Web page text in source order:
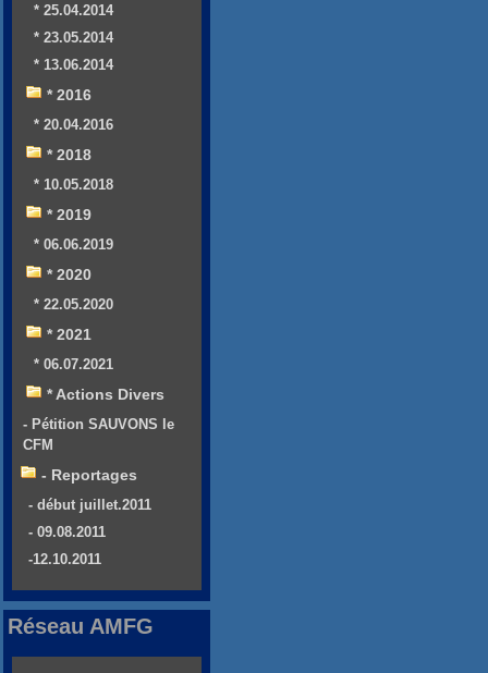
* 25.04.2014
* 23.05.2014
* 13.06.2014
* 2016
* 20.04.2016
* 2018
* 10.05.2018
* 2019
* 06.06.2019
* 2020
* 22.05.2020
* 2021
* 06.07.2021
* Actions Divers
- Pétition SAUVONS le
CFM
- Reportages
- début juillet.2011
- 09.08.2011
-12.10.2011
Réseau AMFG